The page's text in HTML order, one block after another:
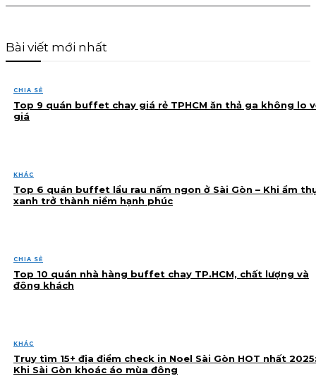
Bài viết mới nhất
CHIA SẺ
Top 9 quán buffet chay giá rẻ TPHCM ăn thả ga không lo
giá
KHÁC
Top 6 quán buffet lẩu rau nấm ngon ở Sài Gòn – Khi ẩm
xanh trở thành niềm hạnh phúc
CHIA SẺ
Top 10 quán nhà hàng buffet chay TP.HCM, chất lượng và
đông khách
KHÁC
Truy tìm 15+ địa điểm check in Noel Sài Gòn HOT nhất
Khi Sài Gòn khoác áo mùa đông